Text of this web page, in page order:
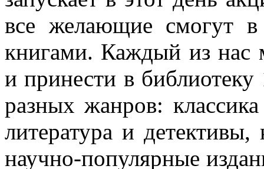
все желающие смогут в
книгами. Каждый из нас
и принести в
разных жанров:
литература и
научно-популярные